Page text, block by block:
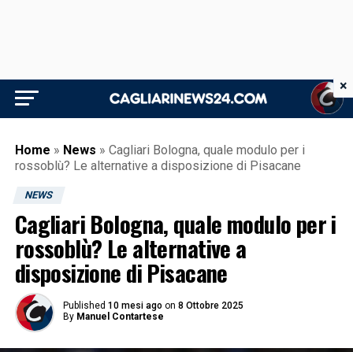
Home » News » Cagliari Bologna, quale modulo per i
rossoblù? Le alternative a disposizione di Pisacane
NEWS
Cagliari Bologna, quale modulo per i
rossoblù? Le alternative a
disposizione di Pisacane
Published 10 mesi ago on 8 Ottobre 2025
By Manuel Contartese
×